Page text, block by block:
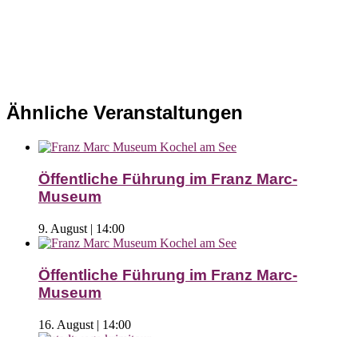
Ähnliche Veranstaltungen
Öffentliche Führung im Franz Marc-
Museum
9. August | 14:00
Öffentliche Führung im Franz Marc-
Museum
16. August | 14:00